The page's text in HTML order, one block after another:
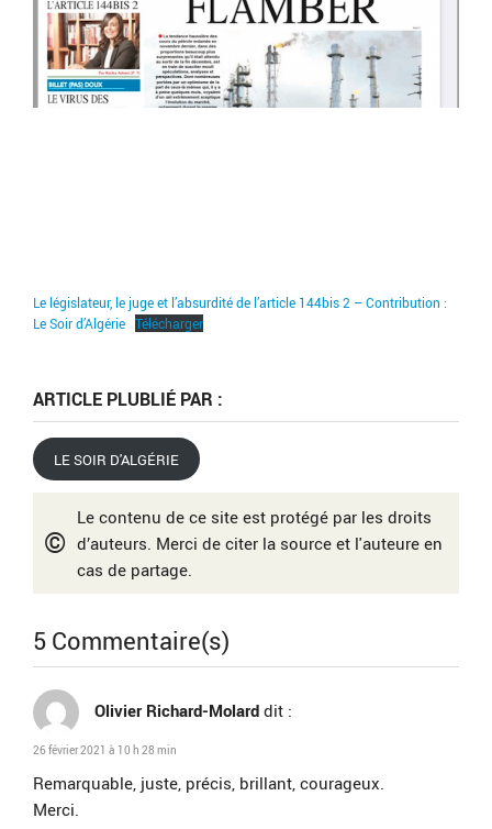
Le législateur, le juge et l’absurdité de l’article 144bis 2 – Contribution :
Le Soir d’Algérie Télécharger
ARTICLE PLUBLIÉ PAR :
LE SOIR D'ALGÉRIE
©
Le contenu de ce site est protégé par les droits
d’auteurs. Merci de citer la source et l'auteure en
cas de partage.
5 Commentaire(s)
Olivier Richard-Molard dit :
26 février 2021 à 10 h 28 min
Remarquable, juste, précis, brillant, courageux.
Merci.